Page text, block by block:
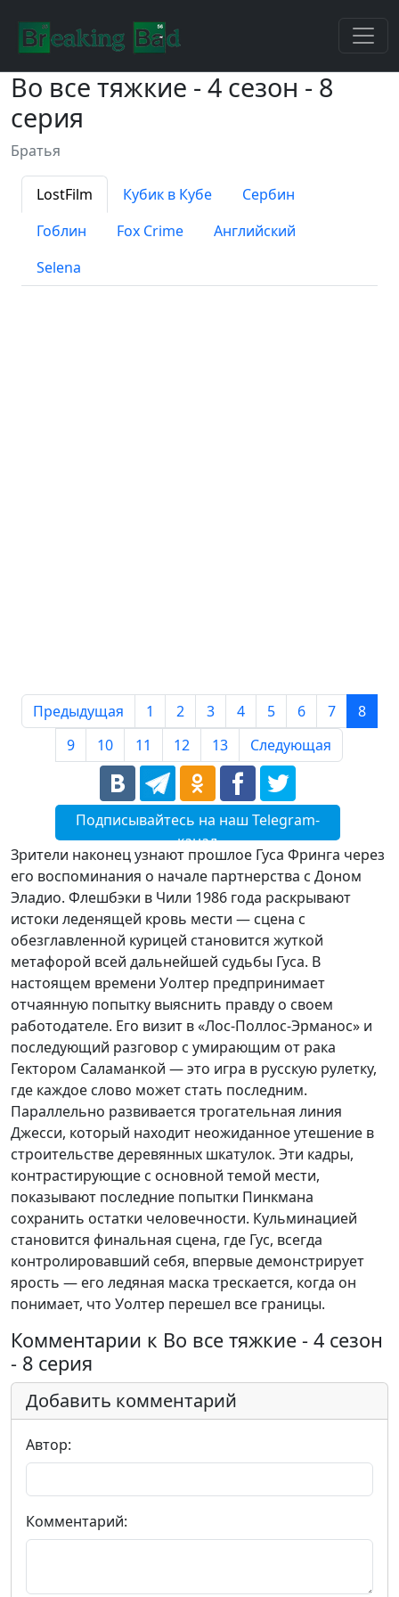
Во все тяжкие - 4 сезон - 8
серия
Братья
LostFilm Кубик в Кубе
Сербин
Гоблин
Fox Crime
Английский
Selena
Предыдущая 1 2 3 4 5 6 7
8
9
10 11 12 13 Следующая
Подписывайтесь на наш Telegram-
канал
Зрители наконец узнают прошлое Гуса Фринга через
его воспоминания о начале партнерства с Доном
Эладио. Флешбэки в Чили 1986 года раскрывают
истоки леденящей кровь мести — сцена с
обезглавленной курицей становится жуткой
метафорой всей дальнейшей судьбы Гуса. В
настоящем времени Уолтер предпринимает
отчаянную попытку выяснить правду о своем
работодателе. Его визит в «Лос-Поллос-Эрманос» и
последующий разговор с умирающим от рака
Гектором Саламанкой — это игра в русскую рулетку,
где каждое слово может стать последним.
Параллельно развивается трогательная линия
Джесси, который находит неожиданное утешение в
строительстве деревянных шкатулок. Эти кадры,
контрастирующие с основной темой мести,
показывают последние попытки Пинкмана
сохранить остатки человечности. Кульминацией
становится финальная сцена, где Гус, всегда
контролировавший себя, впервые демонстрирует
ярость — его ледяная маска трескается, когда он
понимает, что Уолтер перешел все границы.
Комментарии к Во все тяжкие - 4 сезон
- 8 серия
Добавить комментарий
Автор:
Комментарий: